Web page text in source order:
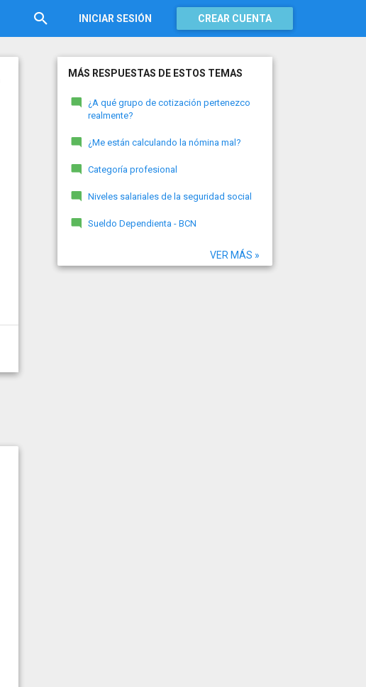
INICIAR SESIÓN CREAR CUENTA
MÁS RESPUESTAS DE ESTOS TEMAS
¿A qué grupo de cotización pertenezco
realmente?
¿Me están calculando la nómina mal?
Categoría profesional
Niveles salariales de la seguridad social
Sueldo Dependienta - BCN
VER MÁS »